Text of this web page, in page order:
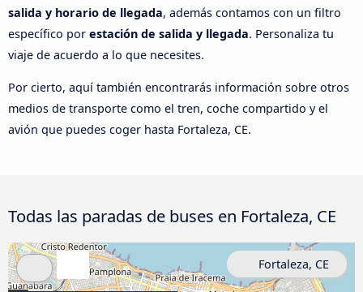
salida y horario de llegada, además contamos con un filtro
específico por estación de salida y llegada. Personaliza tu
viaje de acuerdo a lo que necesites.
Por cierto, aquí también encontrarás información sobre otros
medios de transporte como el tren, coche compartido y el
avión que puedes coger hasta Fortaleza, CE.
Todas las paradas de buses en Fortaleza, CE
Fortaleza, CE